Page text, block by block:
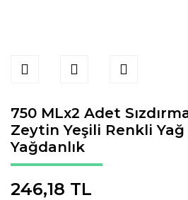
750 MLx2 Adet
Zeytin Yeşili Renkli Yağ
Yağdanlık
246,18 TL